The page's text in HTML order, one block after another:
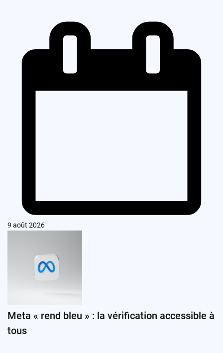
9 août 2026
Meta « rend bleu » : la vérification accessible à
tous